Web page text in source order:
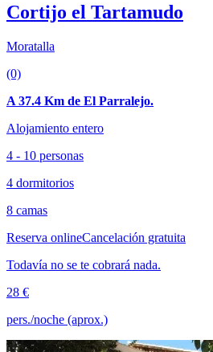
Cortijo el Tartamudo
Moratalla
(0)
A 37.4 Km de El Parralejo.
Alojamiento entero
4 - 10 personas
4 dormitorios
8 camas
Reserva onlineCancelación gratuita
Todavía no se te cobrará nada.
28 €
pers./noche (aprox.)